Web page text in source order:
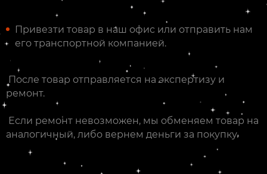
Привезти товар в наш офис или отправить нам
его транспортной компанией.
После товар отправляется на экспертизу и
ремонт.
Если ремонт невозможен, мы обменяем товар на
аналогичный, либо вернем деньги за покупку.